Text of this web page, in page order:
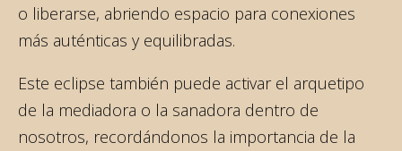
o liberarse, abriendo espacio para conexiones
más auténticas y equilibradas.
Este eclipse también puede activar el arquetipo
de la mediadora o la sanadora dentro de
nosotros, recordándonos la importancia de la